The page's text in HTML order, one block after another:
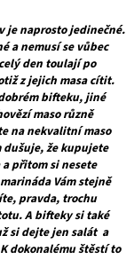
je naprosto jedinečné.
a nemusí se vůbec
den toulají po
z jejich masa cítit.
bifteku, jiné
maso různě
na nekvalitní maso
dušuje, že kupujete
přitom si nesete
Vám stejně
pravda, trochu
A bifteky si také
si dejte jen salát a
dokonalému štěstí to